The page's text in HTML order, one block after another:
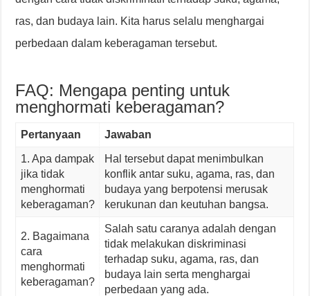
ras, dan budaya lain. Kita harus selalu menghargai
perbedaan dalam keberagaman tersebut.
FAQ: Mengapa penting untuk
menghormati keberagaman?
Pertanyaan Jawaban
1. Apa dampak
jika tidak
menghormati
keberagaman?
Hal tersebut dapat menimbulkan
konflik antar suku, agama, ras, dan
budaya yang berpotensi merusak
kerukunan dan keutuhan bangsa.
2. Bagaimana
cara
menghormati
keberagaman?
Salah satu caranya adalah dengan
tidak melakukan diskriminasi
terhadap suku, agama, ras, dan
budaya lain serta menghargai
perbedaan yang ada.